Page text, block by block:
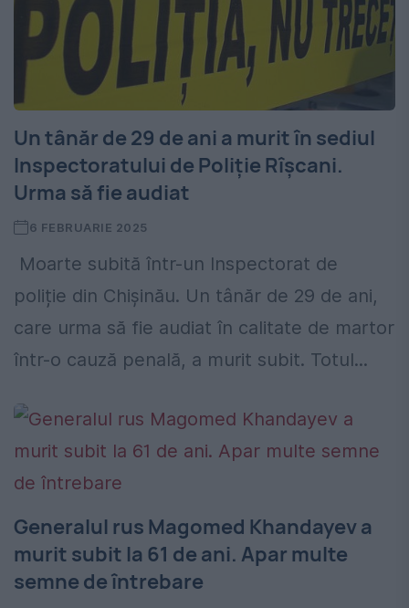
Un tânăr de 29 de ani a murit în sediul
Inspectoratului de Poliție Rîșcani.
Urma să fie audiat
6 FEBRUARIE 2025
Moarte subită într-un Inspectorat de
poliție din Chișinău. Un tânăr de 29 de ani,
care urma să fie audiat în calitate de martor
într-o cauză penală, a murit subit. Totul...
Generalul rus Magomed Khandayev a
murit subit la 61 de ani. Apar multe
semne de întrebare